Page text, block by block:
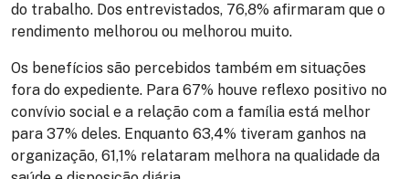
do trabalho. Dos entrevistados, 76,8% afirmaram que o
rendimento melhorou ou melhorou muito.
Os benefícios são percebidos também em situações
fora do expediente. Para 67% houve reflexo positivo no
convívio social e a relação com a família está melhor
para 37% deles. Enquanto 63,4% tiveram ganhos na
organização, 61,1% relataram melhora na qualidade da